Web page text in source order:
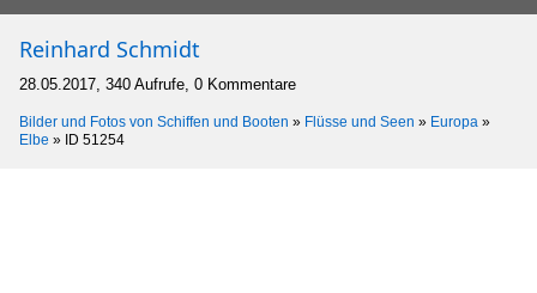
Reinhard Schmidt
28.05.2017, 340 Aufrufe, 0 Kommentare
Bilder und Fotos von Schiffen und Booten » Flüsse und Seen » Europa »
Elbe » ID 51254